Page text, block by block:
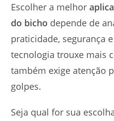
Escolher a melhor
do bicho depende de
praticidade, segurança
tecnologia trouxe mais
também exige atenção
golpes.
Seja qual for sua